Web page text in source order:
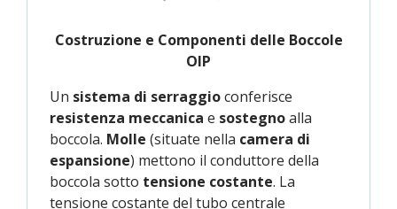
Costruzione e Componenti delle Boccole
OIP
Un sistema di serraggioconferisce
resistenza meccanica e sostegnoalla
boccola. Molle (situate nella camera di
espansione) mettono il conduttore della
boccola sotto tensione costante. La
tensione costante del tubo centrale